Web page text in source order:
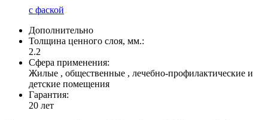
с фаской
Дополнительно
Толщина ценного слоя, мм.:
2.2
Сфера применения:
Жилые , общественные , лечебно-профилактические и
детские помещения
Гарантия:
20 лет